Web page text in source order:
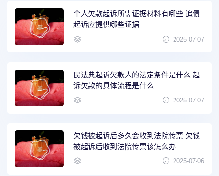
个人欠款起诉所需证据材料有哪些 追债
起诉应提供哪些证据
2025-07-07
民法典起诉欠款人的法定条件是什么 起
诉欠款的具体流程是什么
2025-07-07
欠钱被起诉后多久会收到法院传票 欠钱
被起诉后收到法院传票该怎么办
2025-07-06